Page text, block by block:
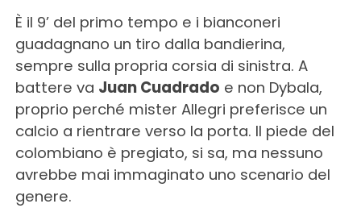
È il 9’ del primo tempo e i bianconeri
guadagnano un tiro dalla bandierina,
sempre sulla propria corsia di sinistra. A
battere va Juan Cuadrado e non Dybala,
proprio perché mister Allegri preferisce un
calcio a rientrare verso la porta. Il piede del
colombiano è pregiato, si sa, ma nessuno
avrebbe mai immaginato uno scenario del
genere.